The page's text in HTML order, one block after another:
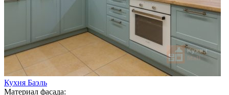
Кухня Баэль
Материал фасада: